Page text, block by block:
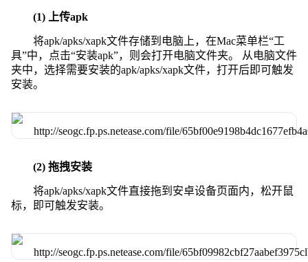
(1) 上传apk
将apk/apks/xapk文件存储到电脑上，在Mac菜单栏“工
具”中，点击“安装apk”，则会打开电脑文件夹。 从电脑文件
夹中，选择需要安装的apk/apks/xapk文件，打开后即可触发
安装。
(2) 拖拽安装
将apk/apks/xapk文件直接拖到安卓设备页面内，松开鼠
标，即可触发安装。